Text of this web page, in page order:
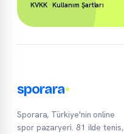
KVKK·Kullanım Şartları
sporara
Sporara, Türkiye'nin online
spor pazaryeri. 81 ilde tenis,